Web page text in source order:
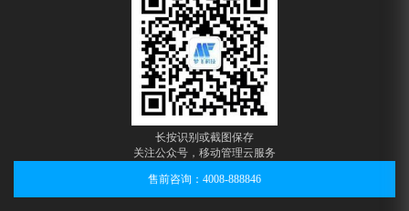
长按识别或截图保存
关注公众号，移动管理云服务
售前咨询：4008-888846